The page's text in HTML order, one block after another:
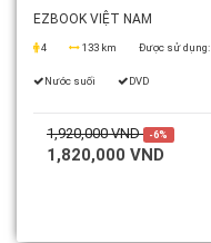
EZBOOK VIỆT NAM
4 133 km Được sử dụng:
Nước suối DVD
1,920,000 VND -6%
1,820,000 VND